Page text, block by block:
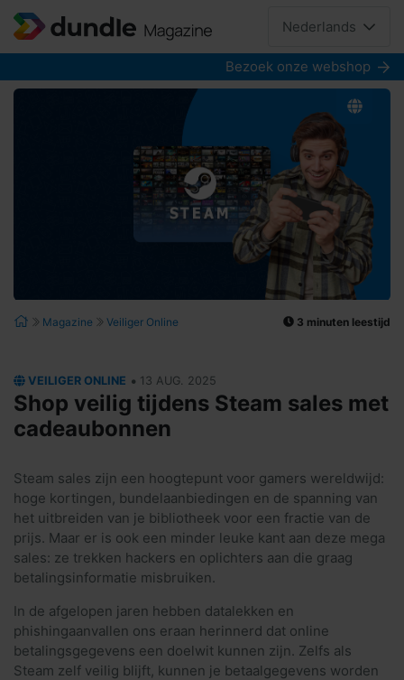
Nederlands
Bezoek onze webshop
Magazine Veiliger Online 3 minuten leestijd
VEILIGER ONLINE • 13 AUG. 2025
Shop veilig tijdens Steam sales met
cadeaubonnen
Steam sales zijn een hoogtepunt voor gamers wereldwijd:
hoge kortingen, bundelaanbiedingen en de spanning van
het uitbreiden van je bibliotheek voor een fractie van de
prijs. Maar er is ook een minder leuke kant aan deze mega
sales: ze trekken hackers en oplichters aan die graag
betalingsinformatie misbruiken.
In de afgelopen jaren hebben datalekken en
phishingaanvallen ons eraan herinnerd dat online
betalingsgegevens een doelwit kunnen zijn. Zelfs als
Steam zelf veilig blijft, kunnen je betaalgegevens worden